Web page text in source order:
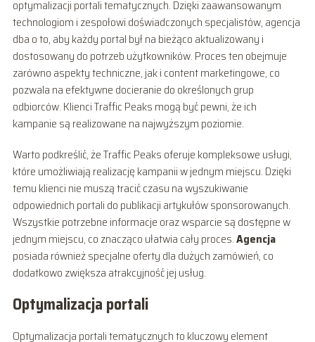
optymalizacji portali tematycznych. Dzięki zaawansowanym
technologiom i zespołowi doświadczonych specjalistów, agencja
dba o to, aby każdy portal był na bieżąco aktualizowany i
dostosowany do potrzeb użytkowników. Proces ten obejmuje
zarówno aspekty techniczne, jak i content marketingowe, co
pozwala na efektywne docieranie do określonych grup
odbiorców. Klienci Traffic Peaks mogą być pewni, że ich
kampanie są realizowane na najwyższym poziomie.
Warto podkreślić, że Traffic Peaks oferuje kompleksowe usługi,
które umożliwiają realizację kampanii w jednym miejscu. Dzięki
temu klienci nie muszą tracić czasu na wyszukiwanie
odpowiednich portali do publikacji artykułów sponsorowanych.
Wszystkie potrzebne informacje oraz wsparcie są dostępne w
jednym miejscu, co znacząco ułatwia cały proces.Agencja
posiada również specjalne oferty dla dużych zamówień, co
dodatkowo zwiększa atrakcyjność jej usług.
Optymalizacja portali
Optymalizacja portali tematycznych to kluczowy element